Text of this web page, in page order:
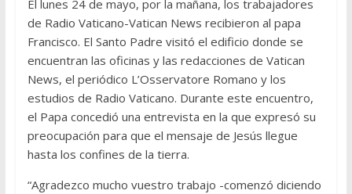
El lunes 24 de mayo, por la mañana, los trabajadores
de Radio Vaticano-Vatican News recibieron al papa
Francisco. El Santo Padre visitó el edificio donde se
encuentran las oficinas y las redacciones de Vatican
News, el periódico L’Osservatore Romano y los
estudios de Radio Vaticano. Durante este encuentro,
el Papa concedió una entrevista en la que expresó su
preocupación para que el mensaje de Jesús llegue
hasta los confines de la tierra.
“Agradezco mucho vuestro trabajo -comenzó diciendo